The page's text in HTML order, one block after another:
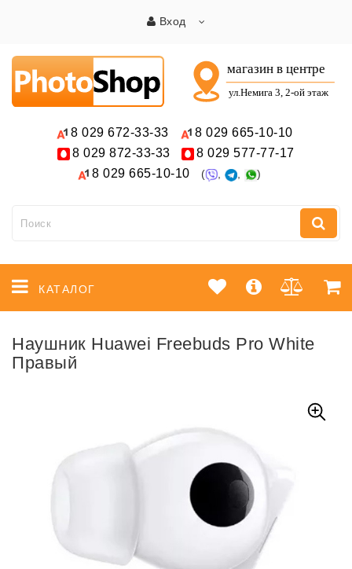
Вход
8 029 672-33-33 8 029 665-10-10
8 029 872-33-33 8 029 577-77-17
8 029 665-10-10 ( , , )
КАТАЛОГ
Наушник Huawei Freebuds Pro White
Правый